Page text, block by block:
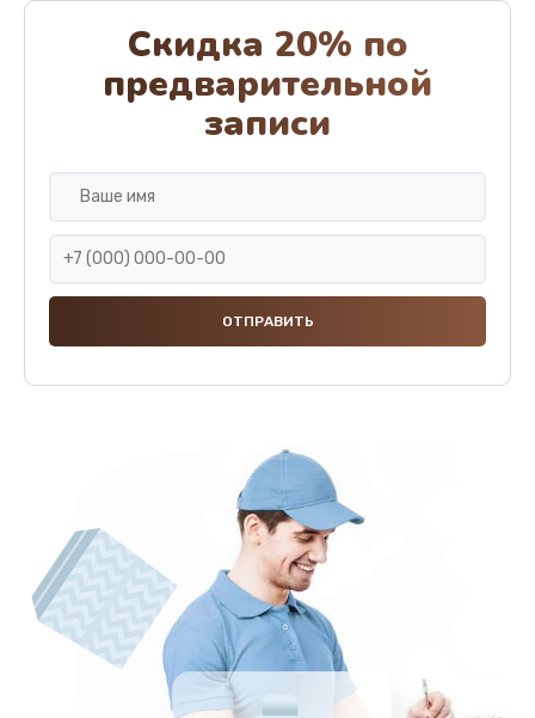
Чистка с разбором кофемашины
600 руб.
Заказать
Замена клапана дренажа
Ремонт капучинатора
Ремонт мультиклапана
590 руб.
Заказать
Комплексная профилактика
570 руб.
Заказать
Скидка 20% по
предварительной
записи